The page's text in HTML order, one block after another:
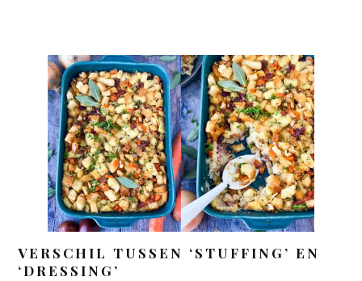
VERSCHIL TUSSEN ‘STUFFING’ EN
‘DRESSING’